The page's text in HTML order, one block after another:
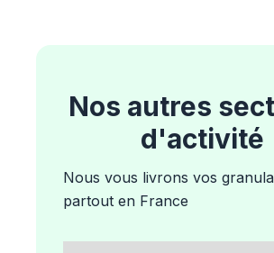
Nos autres
d'activité
Nous vous livrons vos
partout en France